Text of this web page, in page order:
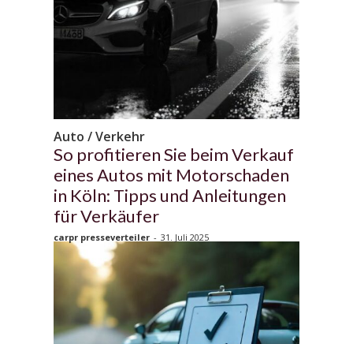
Auto / Verkehr
So profitieren Sie beim Verkauf
eines Autos mit Motorschaden
in Köln: Tipps und Anleitungen
für Verkäufer
carpr presseverteiler - 31. Juli 2025